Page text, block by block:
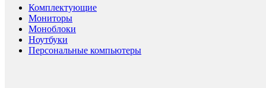
Комплектующие
Мониторы
Моноблоки
Ноутбуки
Персональные компьютеры